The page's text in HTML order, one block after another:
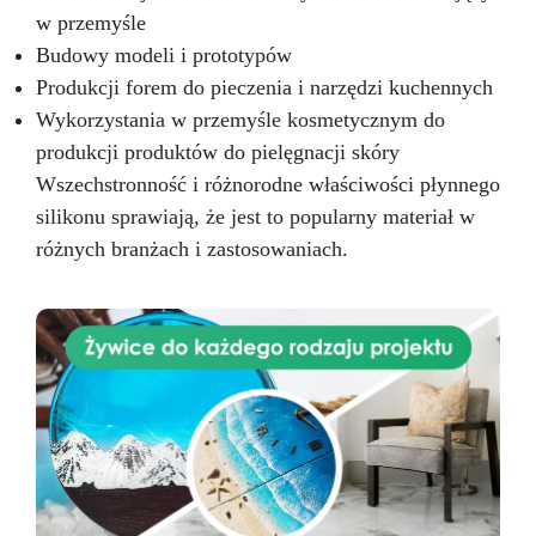
Mieszać do uzyskania jednorodnej masy.
Odlewanie: Wlewać z jednego punktu dla
równomiernego rozprowadzenia. Dla
najlepszych efektów użyć komory próżniowej.
Utwardzanie: Pozostawić do utwardzenia na 7–
9 godzin w temperaturze pokojowej. Możliwe
przyspieszenie w piecu do 40°C. Czyszczenie
formy: Przed pierwszym użyciem z żywnością
umyć ciepłą wodą z delikatnym detergentem.
Dlaczego warto wybrać Silfood?
Bezpieczny
i certyfikowany: Idealny dla profesjonalistów
odporność: Sprawdza się w każdych warunkach
temperaturowych.
Maksymalna precyzja:
Doskonale odwzorowuje nawet najbardziej
Silfood – silikon spożywczy
do perfekcyjnych form!
w przemyśle
Budowy modeli i prototypów
Produkcji forem do pieczenia i narzędzi kuchennych
Wykorzystania w przemyśle kosmetycznym do
produkcji produktów do pielęgnacji skóry
Wszechstronność i różnorodne właściwości płynnego
silikonu sprawiają, że jest to popularny materiał w
różnych branżach i zastosowaniach.